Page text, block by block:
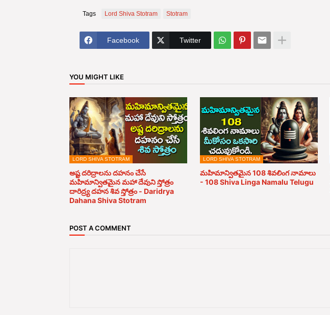
Tags Lord Shiva Stotram Stotram
Facebook Twitter
YOU MIGHT LIKE
LORD SHIVA STOTRAM
అష్ట దరిద్రాలను దహనం చేసే
మహిమాన్వితమైన మహా దేవుని స్తోత్రం
దారిద్ర్య దహన శివ స్తోత్రం - Daridrya
Dahana Shiva Stotram
LORD SHIVA STOTRAM
మహిమాన్వితమైన 108 శివలింగ నామాలు
- 108 Shiva Linga Namalu Telugu
POST A COMMENT